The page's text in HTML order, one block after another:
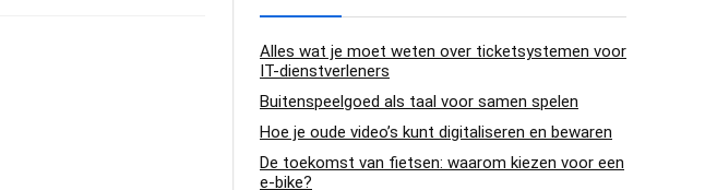
Alles wat je moet weten over ticketsystemen voor
IT-dienstverleners
Buitenspeelgoed als taal voor samen spelen
Hoe je oude video’s kunt digitaliseren en bewaren
De toekomst van fietsen: waarom kiezen voor een
e-bike?